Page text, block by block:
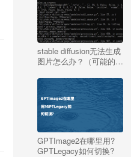
stable diffusion无法生成
图片怎么办？（可能的原
GPTImage2在哪里用?
GPTLegacy如何切换?